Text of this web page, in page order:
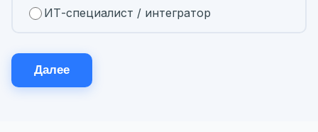
ИТ-специалист / интегратор
Далее